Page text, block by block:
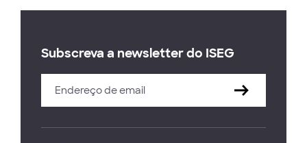
Subscreva a newsletter do ISEG